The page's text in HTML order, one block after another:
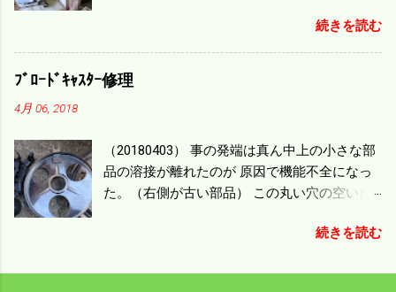
のがある。キャビン付きだから一度は乗って
みたいと思う。 町内では5条刈りの100㎰で作
業する人がいる。 秋作業は儲かるというのが
ず米より2倍近い値段になる。 後で選別するの
には手間がかかるので 一度に選別するやり方
を随分前からこの方式にした。 今年は酒米30
㎏を40袋したところで未熟が3袋出る。 1.85ｍ
めるほど忙しい。 広島県の作況指数は98だと
いう。 実感としては90が正しいと思うが こん
な年はくず米が多い。 食協という米を扱う会
と8月の酷暑、あげくウンカの被害と トリプル
続きを読む
ﾌﾞﾛｰﾄﾞｷｬｽﾀｰ修理
4月 06, 2018
（20180403） 事の発端は真ん中上の小さな部
品の溶接が離れたのが 原因で機能不全になっ
た。（右側が古い部品） この丸い穴の空いた
下を調整するシャッターになっている。 シャ
は全く使えなくなった。 部品のステンレスの
続きを読む